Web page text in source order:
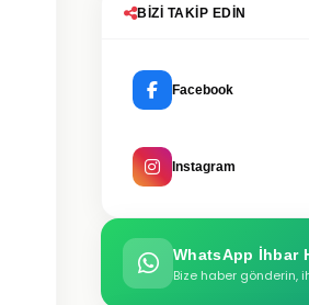
BIZI TAKIP EDIN
Facebook
Instagram
WhatsApp İhbar
Bize haber gönderin,